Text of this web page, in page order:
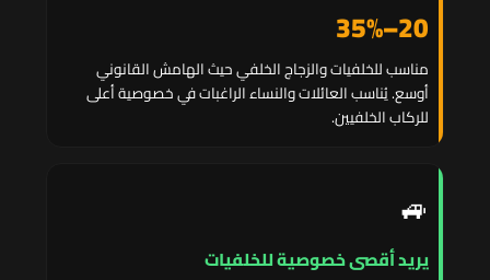
20–35%
مناسب للخلفيات والزجاج الخلفي حيث الهامش القانوني
أوسع. يُناسب العائلات والنساء الراغبات في خصوصية أعلى
للركاب الخلفيين.
🚙
يريد أقصى خصوصية للخلفيات